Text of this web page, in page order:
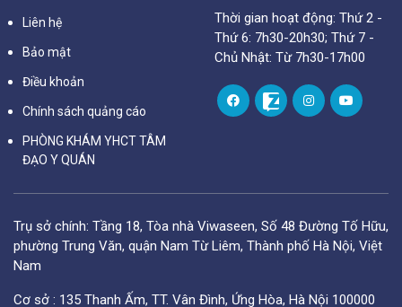
Liên hệ
Bảo mật
Điều khoản
Chính sách quảng cáo
PHÒNG KHÁM YHCT TÂM
ĐẠO Y QUÁN
Thời gian hoạt động: Thứ 2 -
Thứ 6: 7h30-20h30; Thứ 7 -
Chủ Nhật: Từ 7h30-17h00
Trụ sở chính: Tầng 18, Tòa nhà Viwaseen, Số 48 Đường Tố Hữu,
phường Trung Văn, quận Nam Từ Liêm, Thành phố Hà Nội, Việt
Nam
Cơ sở : 135 Thanh Ấm, TT. Vân Đình, Ứng Hòa, Hà Nội 100000